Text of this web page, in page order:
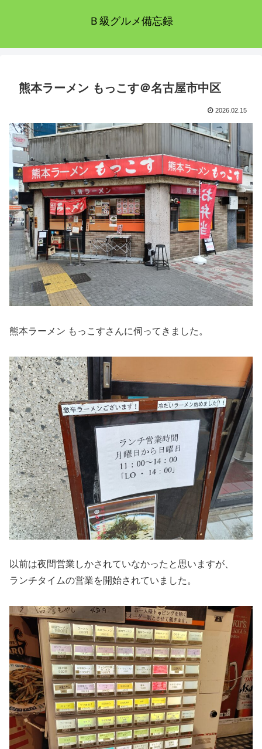
Ｂ級グルメ備忘録
熊本ラーメン もっこす＠名古屋市中区
2026.02.15
熊本ラーメン もっこすさんに伺ってきました。
以前は夜間営業しかされていなかったと思いますが、
ランチタイムの営業を開始されていました。